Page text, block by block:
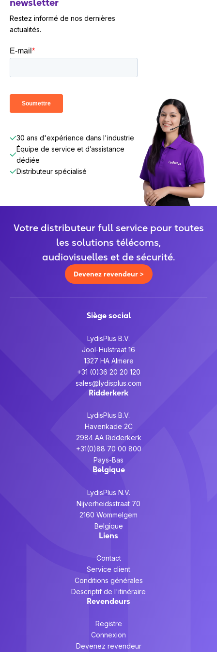
newsletter
Restez informé de nos dernières
actualités.
30 ans d'expérience dans l'industrie
Équipe de service et d’assistance
dédiée
Distributeur spécialisé
Votre distributeur full service pour toutes
les solutions télécoms,
audiovisuelles et de sécurité.
Devenez revendeur >
Siège social
LydisPlus B.V.
Jool-Hulstraat 16
1327 HA Almere
+31 (0)36 20 20 120
sales@lydisplus.com
Ridderkerk
LydisPlus B.V.
Havenkade 2C
2984 AA Ridderkerk
+31(0)88 70 00 800
Pays-Bas
Belgique
LydisPlus N.V.
Nijverheidsstraat 70
2160 Wommelgem
Belgique
Liens
Contact
Service client
Conditions générales
Descriptif de l'itinéraire
Revendeurs
Registre
Connexion
Devenez revendeur